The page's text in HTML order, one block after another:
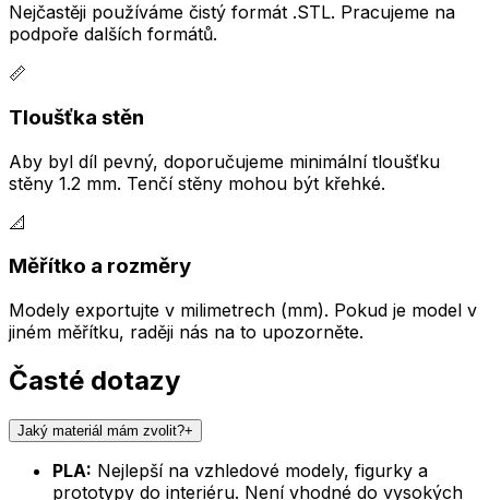
Nejčastěji používáme čistý formát .STL. Pracujeme na
podpoře dalších formátů.
📏
Tloušťka stěn
Aby byl díl pevný, doporučujeme minimální tloušťku
stěny 1.2 mm. Tenčí stěny mohou být křehké.
📐
Měřítko a rozměry
Modely exportujte v milimetrech (mm). Pokud je model v
jiném měřítku, raději nás na to upozorněte.
Časté dotazy
Jaký materiál mám zvolit?+
PLA: Nejlepší na vzhledové modely, figurky a
prototypy do interiéru. Není vhodné do vysokých